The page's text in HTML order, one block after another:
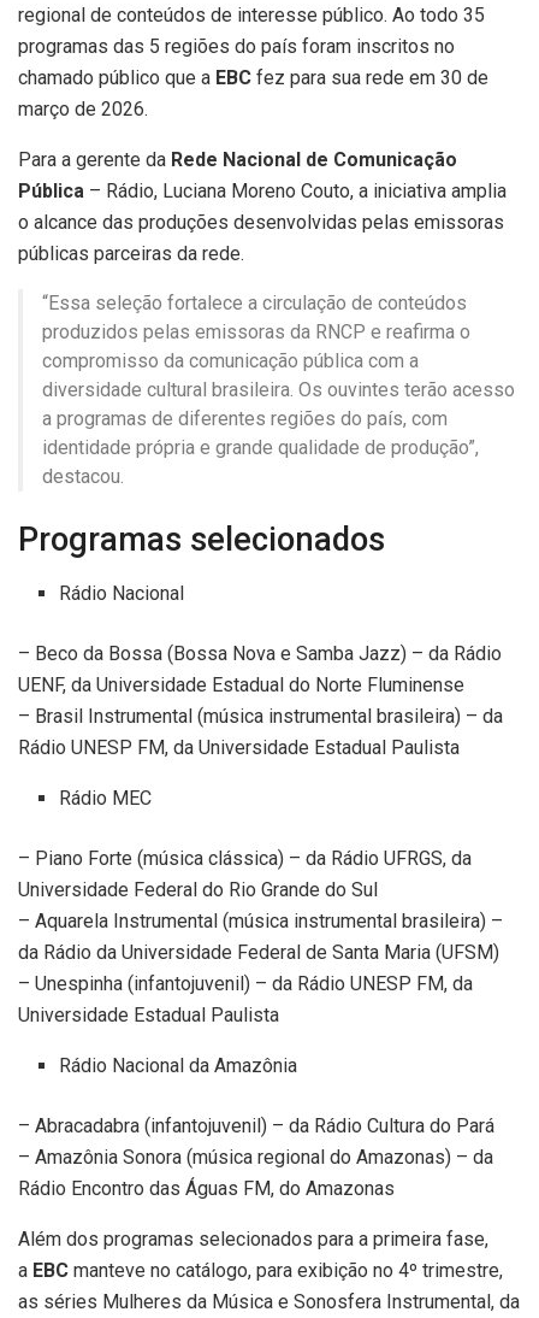
regional de conteúdos de interesse público. Ao todo 35
programas das 5 regiões do país foram inscritos no
chamado público que a EBC fez para sua rede em 30 de
março de 2026.
Para a gerente da Rede Nacional de Comunicação
Pública – Rádio, Luciana Moreno Couto, a iniciativa amplia
o alcance das produções desenvolvidas pelas emissoras
públicas parceiras da rede.
“Essa seleção fortalece a circulação de conteúdos
produzidos pelas emissoras da RNCP e reafirma o
compromisso da comunicação pública com a
diversidade cultural brasileira. Os ouvintes terão acesso
a programas de diferentes regiões do país, com
identidade própria e grande qualidade de produção”,
destacou.
Programas selecionados
Rádio Nacional
– Beco da Bossa (Bossa Nova e Samba Jazz) – da Rádio
UENF, da Universidade Estadual do Norte Fluminense
– Brasil Instrumental (música instrumental brasileira) – da
Rádio UNESP FM, da Universidade Estadual Paulista
Rádio MEC
– Piano Forte (música clássica) – da Rádio UFRGS, da
Universidade Federal do Rio Grande do Sul
– Aquarela Instrumental (música instrumental brasileira) –
da Rádio da Universidade Federal de Santa Maria (UFSM)
– Unespinha (infantojuvenil) – da Rádio UNESP FM, da
Universidade Estadual Paulista
Rádio Nacional da Amazônia
– Abracadabra (infantojuvenil) – da Rádio Cultura do Pará
– Amazônia Sonora (música regional do Amazonas) – da
Rádio Encontro das Águas FM, do Amazonas
Além dos programas selecionados para a primeira fase,
a EBC manteve no catálogo, para exibição no 4º trimestre,
as séries Mulheres da Música e Sonosfera Instrumental, da